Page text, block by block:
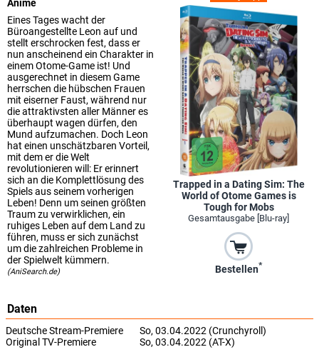
Trapped in a Dating Sim: The
World of Otome Games is
Tough for Mobs
Gesamtausgabe [Blu-ray]
Bestellen*
Anime
Eines Tages wacht der
Büroangestellte Leon auf und
stellt erschrocken fest, dass er
nun anscheinend ein Charakter in
einem Otome-Game ist! Und
ausgerechnet in diesem Game
herrschen die hübschen Frauen
mit eiserner Faust, während nur
die attraktivsten aller Männer es
überhaupt wagen dürfen, den
Mund aufzumachen. Doch Leon
hat einen unschätzbaren Vorteil,
mit dem er die Welt
revolutionieren will: Er erinnert
sich an die Komplettlösung des
Spiels aus seinem vorherigen
Leben! Denn um seinen größten
Traum zu verwirklichen, ein
ruhiges Leben auf dem Land zu
führen, muss er sich zunächst
um die zahlreichen Probleme in
der Spielwelt kümmern.
(AniSearch.de)
Daten
Deutsche Stream-Premiere
So, 03.04.2022 (Crunchyroll)
Original TV-Premiere
So, 03.04.2022 (AT-X)